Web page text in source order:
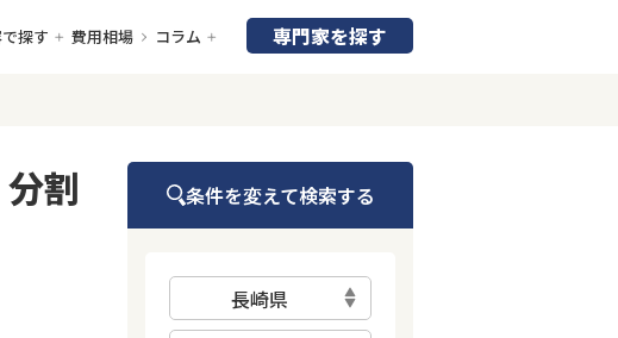
探す 費用相場 コラム 専門家を探す
割
条件を変えて検索する
長崎県